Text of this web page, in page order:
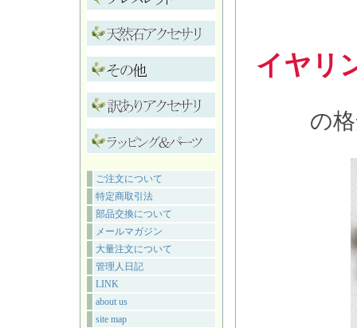
ご注文について
特定商取引法
部品交換について
メールマガジン
大量注文について
管理人日記
LINK
about us
site map
イヤリ
の